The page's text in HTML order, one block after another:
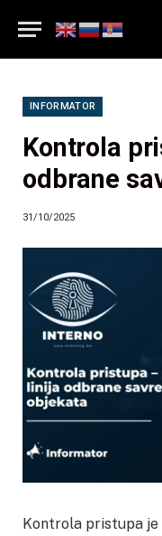
INFORMATOR
Kontrola
odbrane
31/10/2025
Kontrola pristupa je